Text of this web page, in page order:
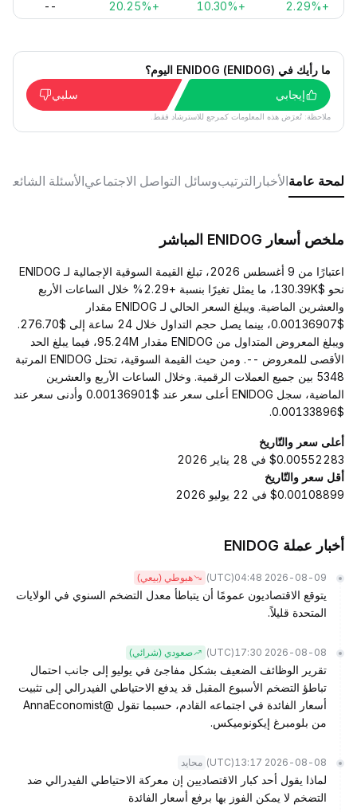
+2.29%
+10.30%
+20.25%
--
ما رأيك في ENIDOG (ENIDOG) اليوم؟
إيجابي
سلبي
ملاحظة: تُعرَض هذه المعلومات كمرجع للاسترشاد فقط.
لمحة عامةالأخبار الترتيبوسائل التواصل الاجتماعيالأسئلة الشائعة
ملخص أسعار ENIDOG المباشر
اعتبارًا من 9 أغسطس 2026، تبلغ القيمة السوقية الإجمالية لـ ENIDOG
نحو $130.39K، ما يمثل تغيرًا بنسبة +2.29% خلال الساعات الأربع
والعشرين الماضية. ويبلغ السعر الحالي لـ ENIDOG مقدار
$0.00136907، بينما يصل حجم التداول خلال 24 ساعة إلى $276.70.
ويبلغ المعروض المتداول من ENIDOG مقدار 95.24M، فيما يبلغ الحد
الأقصى للمعروض --. ومن حيث القيمة السوقية، تحتل ENIDOG المرتبة
5348 بين جميع العملات الرقمية. وخلال الساعات الأربع والعشرين
الماضية، سجل ENIDOG أعلى سعر عند $0.00136901 وأدنى سعر عند
$0.00133896.
أعلى سعر والتّاريخ
$0.00552283 في 28 يناير 2026
أقل سعر والتّاريخ
$0.00108899 في 22 يوليو 2026
أخبار عملة ENIDOG
2026-08-09 04:48
(UTC) هبوطي (بيعي)
يتوقع الاقتصاديون عمومًا أن يتباطأ معدل التضخم السنوي في الولايات
المتحدة قليلاً.
2026-08-08 17:30
(UTC) صعودي (شرائي)
تقرير الوظائف الضعيف بشكل مفاجئ في يوليو إلى جانب احتمال
تباطؤ التضخم الأسبوع المقبل قد يدفع الاحتياطي الفيدرالي إلى تثبيت
أسعار الفائدة في اجتماعه القادم، حسبما تقول @AnnaEconomist
من بلومبرغ إيكونوميكس.
2026-08-08 13:17
(UTC) محايد
لماذا يقول أحد كبار الاقتصاديين إن معركة الاحتياطي الفيدرالي ضد
التضخم لا يمكن الفوز بها برفع أسعار الفائدة